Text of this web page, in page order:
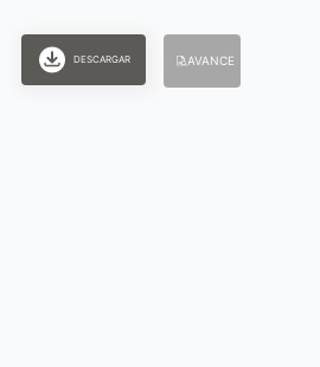
DESCARGAR AVANCE